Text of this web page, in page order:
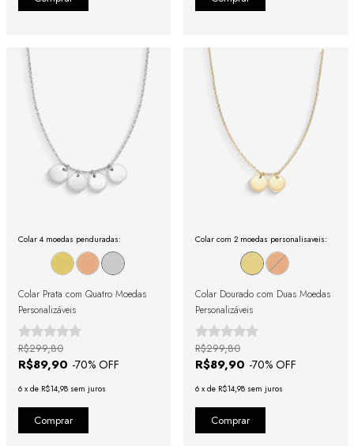
Colar 4 moedas penduradas:
Colar Prata com Quatro Moedas
Personalizáveis
R$89,90 -70% OFF
R$299,80
6 x de R$14,98 sem juros
Colar com 2 moedas personalisaveis:
Colar Dourado com Duas Moedas
Personalizáveis
R$89,90 -70% OFF
R$299,80
6 x de R$14,98 sem juros